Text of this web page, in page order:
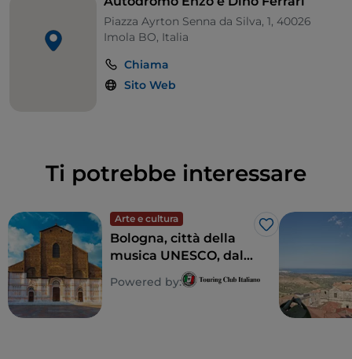
Nel secondo appuntamento stagionale, dal 4 al 6
settembre, il programma è subito intenso con le
categorie del Campionato Italiano Gran Turismo
Endurance, Formula Regional European
Championship e Italian F4 Championship.
Piazza Ayrton Senna da Silva, 1, 40026
Imola BO, Italia
Chiama
Sito Web
Ti potrebbe interessare
Arte e cultura
Like
Bologna, città della
musica UNESCO, dalla
classica al jazz
Powered by: